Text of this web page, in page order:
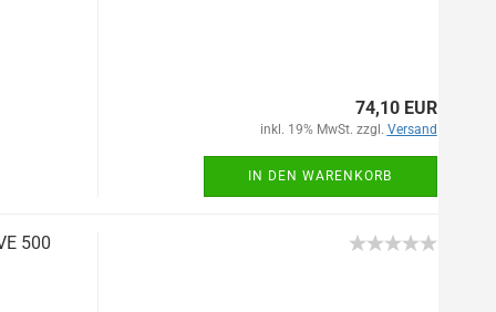
74,10 EUR
inkl. 19% MwSt. zzgl. Versand
IN DEN WARENKORB
500